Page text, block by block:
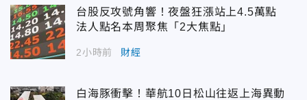
台股反攻號角響！夜盤狂漲站上4.5萬點
法人點名本周聚焦「2大焦點」
2小時前 財經
白海豚衝擊！華航10日松山往返上海異動